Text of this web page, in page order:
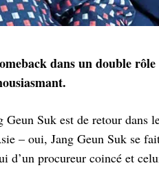
dans un double rôle
Suk est de retour dans
– oui, Jang Geun Suk se
d’un procureur coincé et